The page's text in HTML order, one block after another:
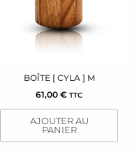
BOÎTE [ CYLA ] M
61,00 € TTC
AJOUTER AU
PANIER